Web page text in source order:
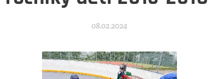
08.02.2024